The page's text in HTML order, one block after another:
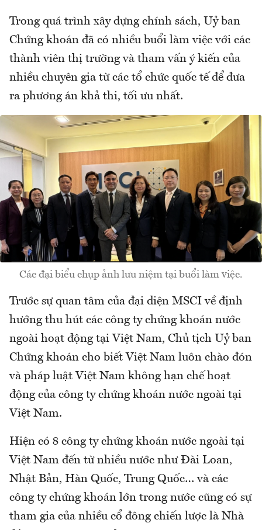
Trong quá trình xây dựng chính sách, Uỷ ban
Chứng khoán đã có nhiều buổi làm việc với các
thành viên thị trường và tham vấn ý kiến của
nhiều chuyên gia từ các tổ chức quốc tế để đưa
ra phương án khả thi, tối ưu nhất.
Các đại biểu chụp ảnh lưu niệm tại buổi làm việc.
Trước sự quan tâm của đại diện MSCI về định
hướng thu hút các công ty chứng khoán nước
ngoài hoạt động tại Việt Nam, Chủ tịch Uỷ ban
Chứng khoán cho biết Việt Nam luôn chào đón
và pháp luật Việt Nam không hạn chế hoạt
động của công ty chứng khoán nước ngoài tại
Việt Nam.
Hiện có 8 công ty chứng khoán nước ngoài tại
Việt Nam đến từ nhiều nước như Đài Loan,
Nhật Bản, Hàn Quốc, Trung Quốc… và các
công ty chứng khoán lớn trong nước cũng có sự
tham gia của nhiều cổ đông chiến lược là Nhà